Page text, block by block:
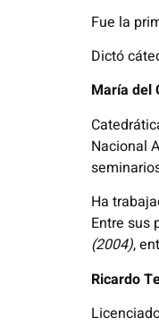
Fue la
Dictó
María del
Nacional
Ha
Entre sus
(2004),
Ricardo